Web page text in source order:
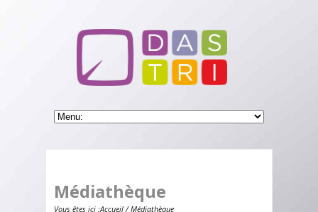
Médiathèque
Vous êtes ici :Accueil/ Médiathèque